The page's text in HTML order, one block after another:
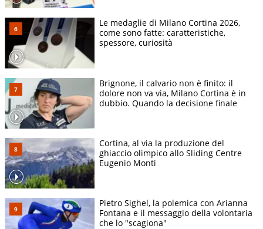
Le medaglie di Milano Cortina 2026,
come sono fatte: caratteristiche,
spessore, curiosità
Brignone, il calvario non è finito: il
dolore non va via, Milano Cortina è in
dubbio. Quando la decisione finale
Cortina, al via la produzione del
ghiaccio olimpico allo Sliding Centre
Eugenio Monti
Pietro Sighel, la polemica con Arianna
Fontana e il messaggio della volontaria
che lo "scagiona"